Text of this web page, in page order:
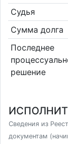
Судья
Сумма долга
Последнее
решение
Сведения из
документам